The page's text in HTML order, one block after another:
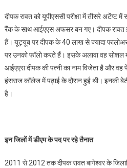
दीपक रावत को यूपीएससी परीक्षा में तीसरे अटेंप्ट
रैंक के साथ आईएएस अफसर बन गए। दीपक रावत
हैं। यूट्यूब पर दीपक के 40 लाख से ज्यादा
पर उनको फॉलो करते हैं। इसके अलावा वह सोशल
आईएएस दीपक की पत्नी का नाम विजेता है और वह
हंसराज कॉलेज में पढ़ाई के दौरान हुई थी। इनकी
है।
इन जिलों में डीएम के पद पर रहे तैनात
2011 से 2012 तक दीपक रावत बागेश्वर के